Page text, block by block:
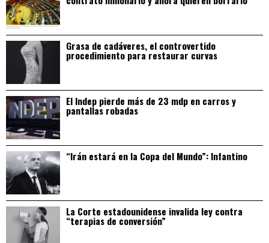
Grasa de cadáveres, el controvertido
procedimiento para restaurar curvas
El Indep pierde más de 23 mdp en carros y
pantallas robadas
“Irán estará en la Copa del Mundo”: Infantino
La Corte estadounidense invalida ley contra
“terapias de conversión”